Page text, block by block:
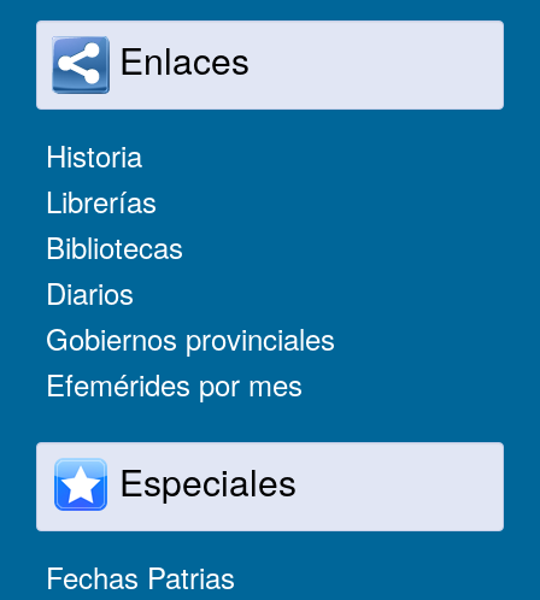
Enlaces
Historia
Librerías
Bibliotecas
Diarios
Gobiernos provinciales
Efemérides por mes
Especiales
Fechas Patrias